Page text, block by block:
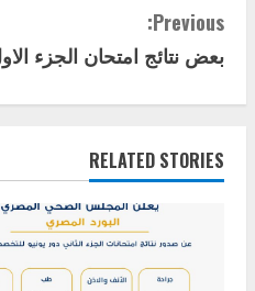
C
o
n
t
Previous:
بعض نتائج امتحان الجزء
RELATED STORIES